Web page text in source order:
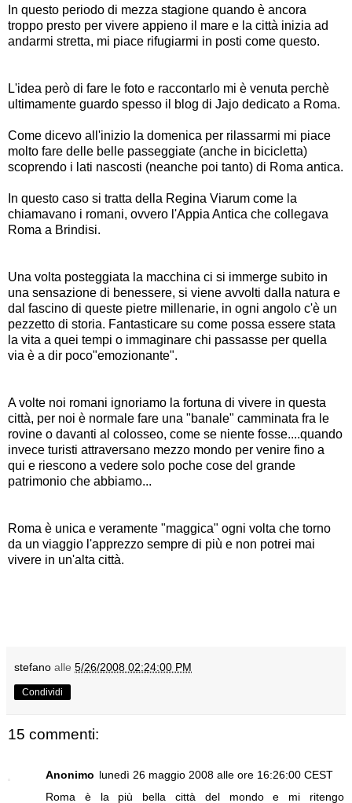
In questo periodo di mezza stagione quando è ancora
troppo presto per vivere appieno il mare e la città inizia ad
andarmi stretta, mi piace rifugiarmi in posti come questo.
L'idea però di fare le foto e raccontarlo mi è venuta perchè
ultimamente guardo spesso il
blog di Jajo dedicato a Roma.
Come dicevo all'inizio la domenica per rilassarmi mi piace
molto fare delle belle passeggiate (anche in bicicletta)
scoprendo i lati nascosti (neanche poi tanto) di Roma antica.
In questo caso si tratta della Regina Viarum come la
chiamavano i romani, ovvero l'Appia Antica che collegava
Roma a Brindisi.
Una volta posteggiata la macchina ci si immerge subito in
una sensazione di benessere, si viene avvolti dalla natura e
dal fascino di queste pietre millenarie, in ogni angolo c'è un
pezzetto di storia. Fantasticare su come possa essere stata
la vita a quei tempi o immaginare chi passasse per quella
via è a dir poco"emozionante".
A volte noi romani ignoriamo la fortuna di vivere in questa
città, per noi è normale fare una "banale" camminata fra le
rovine o davanti al colosseo, come se niente fosse....quando
invece turisti attraversano mezzo mondo per venire fino a
qui e riescono a vedere solo poche cose del grande
patrimonio che abbiamo...
Roma è unica e veramente "maggica" ogni volta che torno
da un viaggio l'apprezzo sempre di più e non potrei mai
vivere in un'alta città.
stefano alle 5/26/2008 02:24:00 PM
Condividi
15 commenti:
Anonimo lunedì 26 maggio 2008 alle ore 16:26:00 CEST
Roma è la più bella città del mondo e mi ritengo